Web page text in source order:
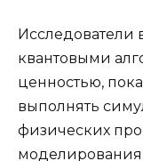
Исследователи
квантовыми
ценностью,
выполнять
физических
моделирования